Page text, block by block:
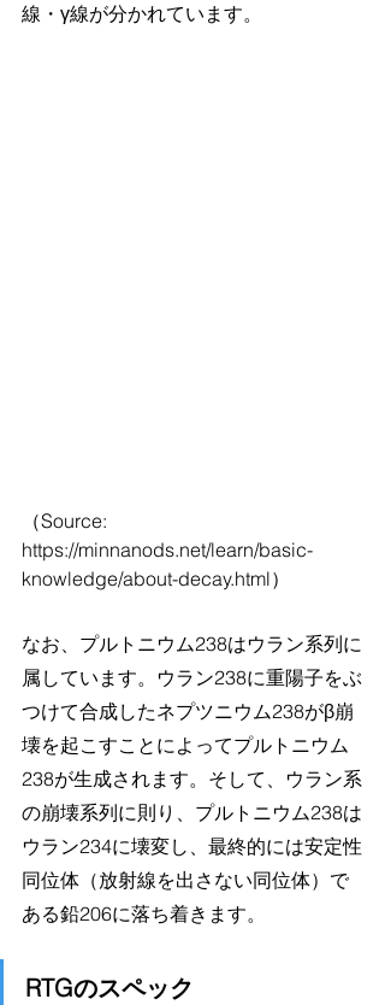
線・γ線が分かれています。
（Source:
https://minnanods.net/learn/basic-
knowledge/about-decay.html）
なお、プルトニウム238はウラン系列に
属しています。ウラン238に重陽子をぶ
つけて合成したネプツニウム238がβ崩
壊を起こすことによってプルトニウム
238が生成されます。そして、ウラン系
の崩壊系列に則り、プルトニウム238は
ウラン234に壊変し、最終的には安定性
同位体（放射線を出さない同位体）で
ある鉛206に落ち着きます。
RTGのスペック